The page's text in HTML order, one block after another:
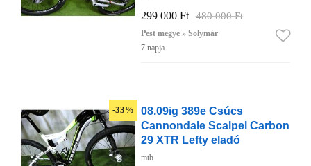
299 000 Ft 480 000 Ft
Pest megye » Solymár
7 napja
-33%
08.09ig 389e Csúcs
Cannondale Scalpel Carbon
29 XTR Lefty eladó
mtb